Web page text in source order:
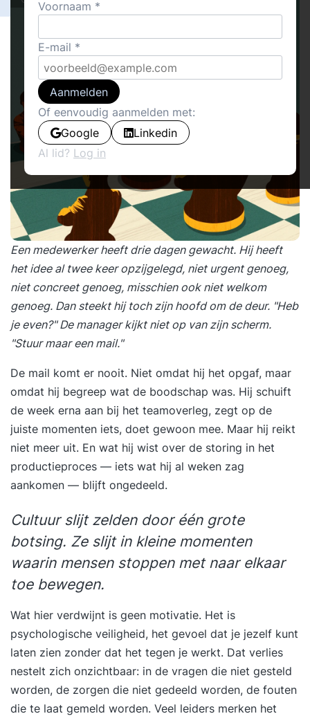
Een medewerker heeft drie dagen gewacht. Hij heeft
het idee al twee keer opzijgelegd, niet urgent genoeg,
niet concreet genoeg, misschien ook niet welkom
genoeg. Dan steekt hij toch zijn hoofd om de deur. "Heb
je even?" De manager kijkt niet op van zijn scherm.
"Stuur maar een mail."
De mail komt er nooit. Niet omdat hij het opgaf, maar
omdat hij begreep wat de boodschap was. Hij schuift
de week erna aan bij het teamoverleg, zegt op de
juiste momenten iets, doet gewoon mee. Maar hij reikt
niet meer uit. En wat hij wist over de storing in het
productieproces — iets wat hij al weken zag
aankomen — blijft ongedeeld.
Cultuur slijt zelden door één grote
botsing. Ze slijt in kleine momenten
waarin mensen stoppen met naar elkaar
toe bewegen.
Wat hier verdwijnt is geen motivatie. Het is
psychologische veiligheid, het gevoel dat je jezelf kunt
laten zien zonder dat het tegen je werkt. Dat verlies
nestelt zich onzichtbaar: in de vragen die niet gesteld
worden, de zorgen die niet gedeeld worden, de fouten
die te laat gemeld worden. Veel leiders merken het
Voornaam
E-mail
Aanmelden
Of eenvoudig aanmelden met:
Google
Linkedin
Al lid? Log in